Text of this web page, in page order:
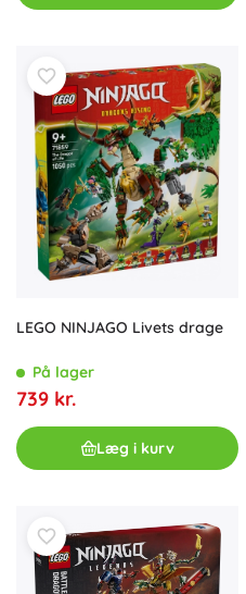
LEGO NINJAGO Livets drage
På lager
739 kr.
Læg i kurv